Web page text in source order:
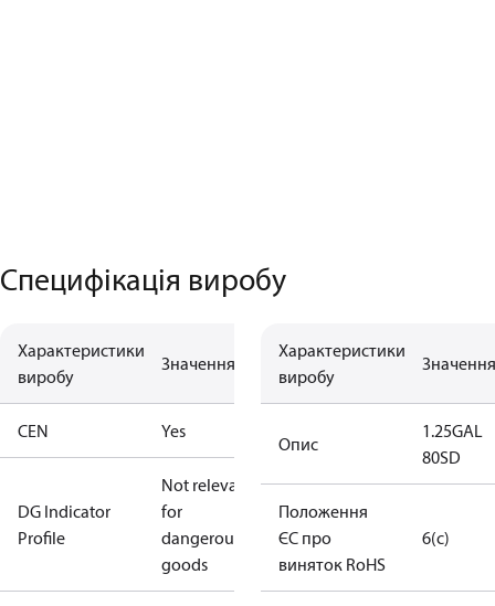
Специфікація виробу
Характеристики
виробу
Значення
CEN Yes
DG Indicator
Profile
Not relevant
for
dangerous
goods
Характеристики
виробу
Значення
Опис
1.25GAL
80SD
Положення
ЄС про
виняток RoHS
6(c)